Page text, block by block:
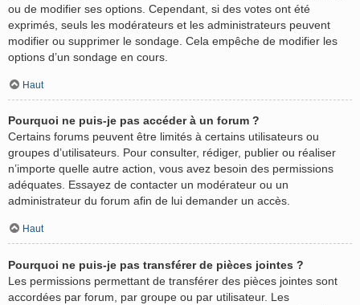
ou de modifier ses options. Cependant, si des votes ont été
exprimés, seuls les modérateurs et les administrateurs peuvent
modifier ou supprimer le sondage. Cela empêche de modifier les
options d’un sondage en cours.
Haut
Pourquoi ne puis-je pas accéder à un forum ?
Certains forums peuvent être limités à certains utilisateurs ou
groupes d’utilisateurs. Pour consulter, rédiger, publier ou réaliser
n’importe quelle autre action, vous avez besoin des permissions
adéquates. Essayez de contacter un modérateur ou un
administrateur du forum afin de lui demander un accès.
Haut
Pourquoi ne puis-je pas transférer de pièces jointes ?
Les permissions permettant de transférer des pièces jointes sont
accordées par forum, par groupe ou par utilisateur. Les